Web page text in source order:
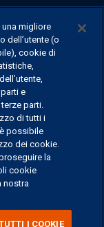
migliore
dell’utente (o
cookie di
e
parti.
di tutti i
possibile
dei cookie.
la
cookie
nostra
I COOKIE